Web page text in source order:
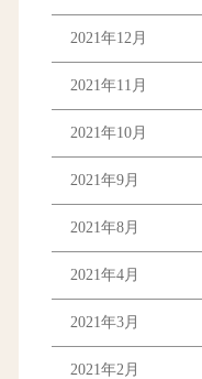
2021年12月
2021年11月
2021年10月
2021年9月
2021年8月
2021年4月
2021年3月
2021年2月